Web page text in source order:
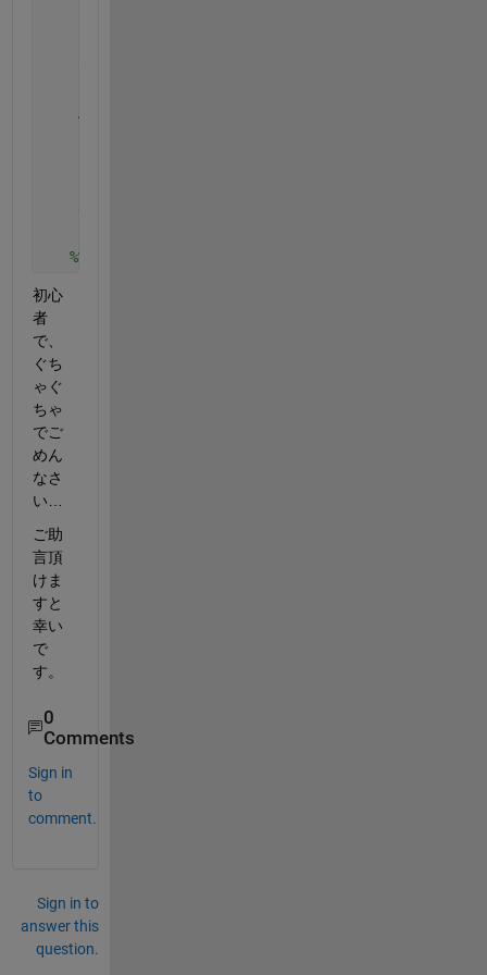
    AA_P=find(A_P);
%%条件式を全て満たせば、その列を抽出し出力
初心
者
で、
ぐち
ゃぐ
ちゃ
でご
めん
なさ
い…
ご助
言頂
けま
すと
幸い
で
す。
0
Comments
Sign in
to
comment.
Sign in to
answer this
question.